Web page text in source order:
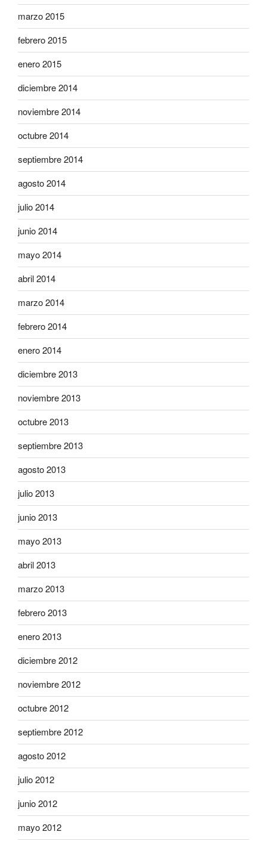
marzo 2015
febrero 2015
enero 2015
diciembre 2014
noviembre 2014
octubre 2014
septiembre 2014
agosto 2014
julio 2014
junio 2014
mayo 2014
abril 2014
marzo 2014
febrero 2014
enero 2014
diciembre 2013
noviembre 2013
octubre 2013
septiembre 2013
agosto 2013
julio 2013
junio 2013
mayo 2013
abril 2013
marzo 2013
febrero 2013
enero 2013
diciembre 2012
noviembre 2012
octubre 2012
septiembre 2012
agosto 2012
julio 2012
junio 2012
mayo 2012